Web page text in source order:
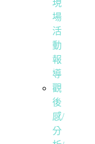
現
場
活
動
報
導
觀
後
感/
分